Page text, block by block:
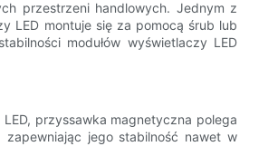
przestrzeni handlowych. Jednym z
LED montuje się za pomocą śrub lub
modułów wyświetlaczy LED
przyssawka magnetyczna polega
zapewniając jego stabilność nawet w